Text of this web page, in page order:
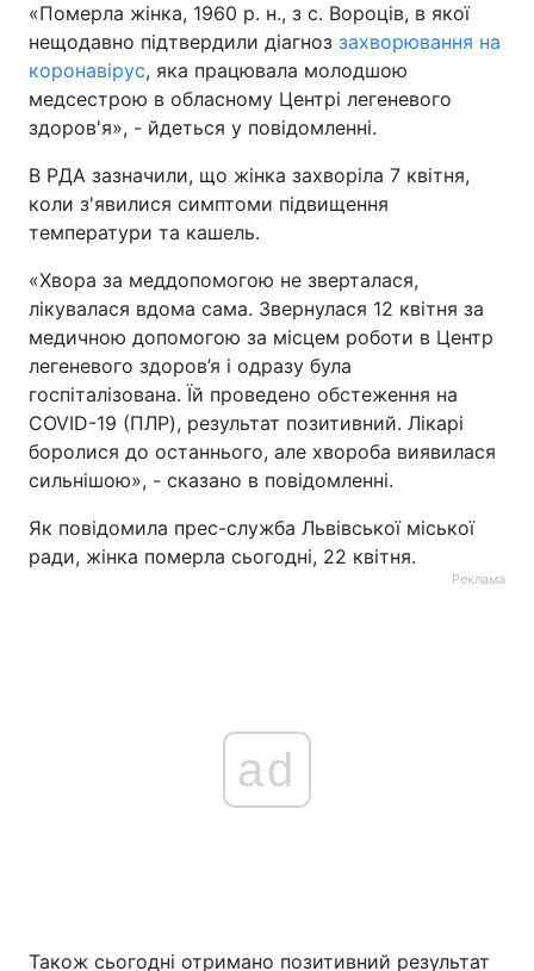
«Померла жінка, 1960 р. н., з с. Вороців, в якої
нещодавно підтвердили діагноз захворювання на
коронавірус, яка працювала молодшою
медсестрою в обласному Центрі легеневого
здоров'я», - йдеться у повідомленні.
В РДА зазначили, що жінка захворіла 7 квітня,
коли з'явилися симптоми підвищення
температури та кашель.
«Хвора за меддопомогою не зверталася,
лікувалася вдома сама. Звернулася 12 квітня за
медичною допомогою за місцем роботи в Центр
легеневого здоров’я і одразу була
госпіталізована. Їй проведено обстеження на
COVID-19 (ПЛР), результат позитивний. Лікарі
боролися до останнього, але хвороба виявилася
сильнішою», - сказано в повідомленні.
Як повідомила прес-служба Львівської міської
ради, жінка померла сьогодні, 22 квітня.
Реклама
ad
Також сьогодні отримано позитивний результат